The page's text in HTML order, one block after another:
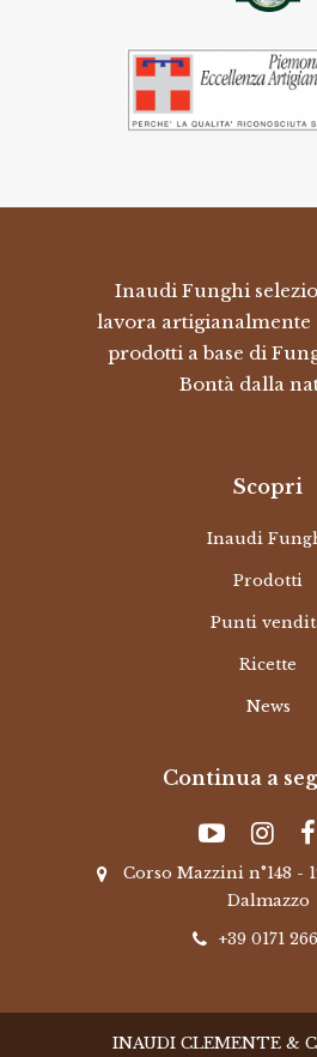
Inaudi Funghi
lavora artigianalmente
prodotti a base di
Bontà dalla
Scopri
Inaudi
Prodotti
Punti
Ricette
News
Continua a
Corso Mazzini n°148 -
Dalmazzo
+39 0171
INAUDI CLEMENTE &